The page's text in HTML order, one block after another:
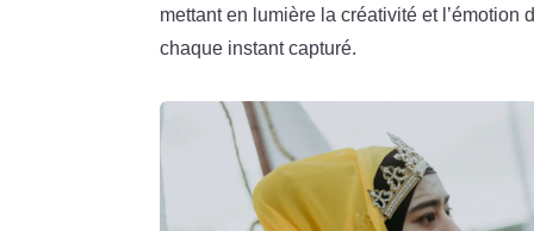
mettant en lumière la créativité et l’émotion
chaque instant capturé.